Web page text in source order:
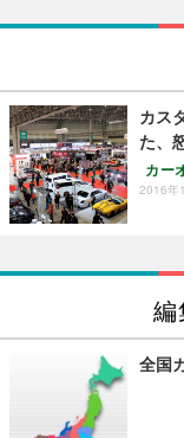
カス
た、
カー
2016年
編
全国